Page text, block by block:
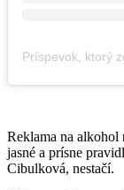
Reklama na alkohol
jasné a prísne
Cibulková, nestačí.